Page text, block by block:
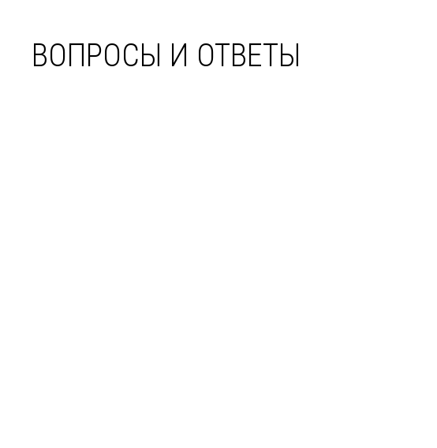
ВОПРОСЫ И ОТВЕТЫ